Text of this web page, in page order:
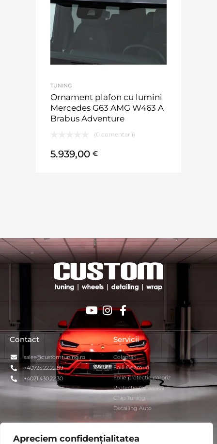
Apreciem confidențialitatea
TUNING
Ornament plafon cu lumini
Mercedes G63 AMG W463 A
Brabus Adventure
(0 comentarii)
5.939,00 €
Contact
sales@customtuning.ro
+40725.22.22.89
+4021.430.22.30
Servicii
Colantări
Folii Geamuri
Folie protectie parbriz
Protecție Ceramică
Chip Tuning
Detailing Auto
Parteneri Interes General